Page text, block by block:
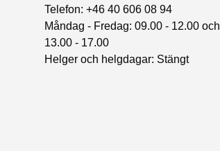
Telefon: +46 40 606 08 94
Måndag - Fredag: 09.00 - 12.00 och
13.00 - 17.00
Helger och helgdagar: Stängt